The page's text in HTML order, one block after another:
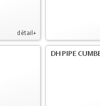
détail+
DH PIPE